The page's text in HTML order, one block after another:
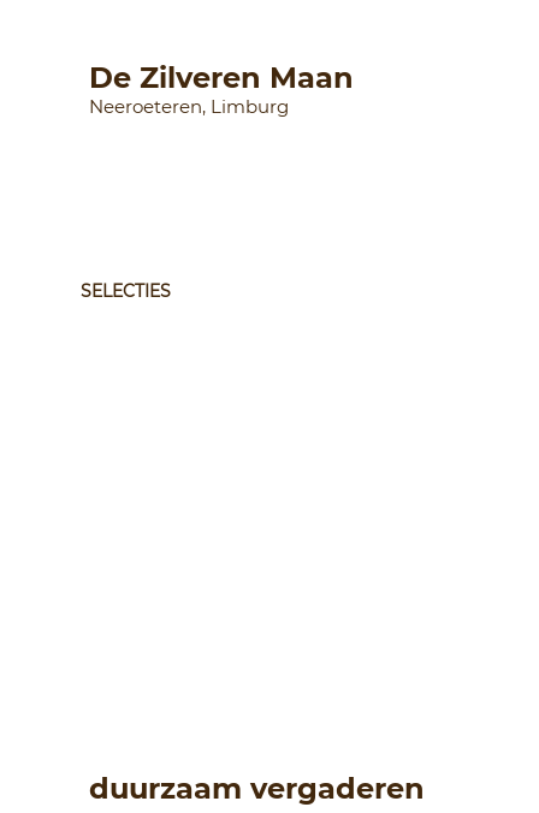
De Zilveren Maan
Neeroeteren, Limburg
SELECTIES
duurzaam vergaderen